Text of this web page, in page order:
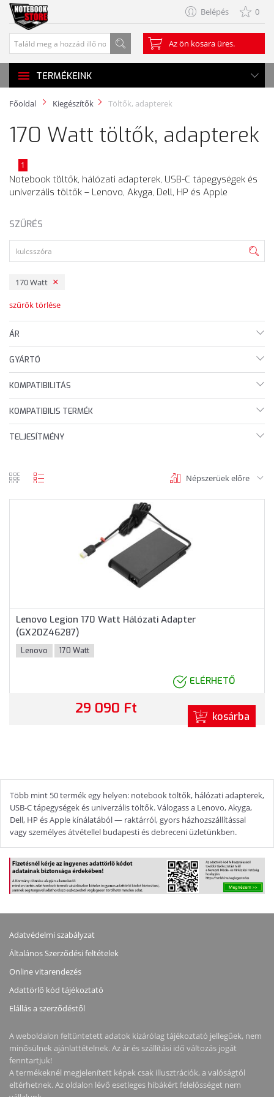
Belépés 0
Az ön kosara üres.
TERMÉKEINK
Főoldal Kiegészítők Töltők, adapterek
170 Watt töltők, adapterek
1
Notebook töltők, hálózati adapterek, USB-C tápegységek és
univerzális töltők – Lenovo, Akyga, Dell, HP és Apple
SZŰRÉS
170 Watt
szűrők törlése
ÁR
GYÁRTÓ
KOMPATIBILITÁS
KOMPATIBILIS TERMÉK
TELJESÍTMÉNY
Népszerüek előre
Lenovo Legion 170 Watt Hálózati Adapter
(GX20Z46287)
Lenovo 170 Watt
ELÉRHETŐ
29 090 Ft kosárba
Több mint 50 termék egy helyen: notebook töltők, hálózati adapterek,
USB-C tápegységek és univerzális töltők. Válogass a Lenovo, Akyga,
Dell, HP és Apple kínálatából — raktárról, gyors házhozszállítással
vagy személyes átvétellel budapesti és debreceni üzletünkben.
Adatvédelmi szabályzat
Általános Szerződési feltételek
Online vitarendezés
Adattörlő kód tájékoztató
Elállás a szerződéstől
A weboldalon feltüntetett adatok kizárólag tájékoztató jellegűek, nem
minősülnek ajánlattételnek. Az ár és szállítási idő változás jogát
fenntartjuk!
A termékeknél megjelenített képek csak illusztrációk, a valóságtól
eltérhetnek. Az oldalon lévő esetleges hibákért felelősséget nem